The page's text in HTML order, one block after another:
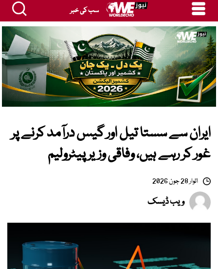
سب کی خبر
ایران سے سستا تیل اور گیس درآمد کرنے پر
غور کر رہے ہیں، وفاقی وزیر پیٹرولیم
اتوار 28 جون 2026
ویب ڈیسک